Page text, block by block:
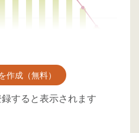
作成（無料）
すると表示されます